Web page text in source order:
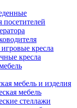
посетителей
кресла
кресла
мебель и изделия
мебель
стеллажи